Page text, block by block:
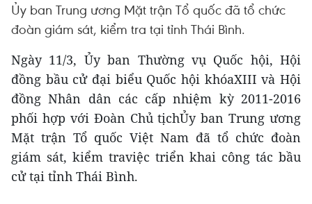
Ủy ban Trung ương Mặt trận Tổ quốc đã tổ chức
đoàn giám sát, kiểm tra tại tỉnh Thái Bình.
Ngày 11/3, Ủy ban Thường vụ Quốc hội, Hội
đồng bầu cử đại biểu Quốc hội khóaXIII và Hội
đồng Nhân dân các cấp nhiệm kỳ 2011-2016
phối hợp với Đoàn Chủ tịchỦy ban Trung ương
Mặt trận Tổ quốc Việt Nam đã tổ chức đoàn
giám sát, kiểm traviệc triển khai công tác bầu
cử tại tỉnh Thái Bình.